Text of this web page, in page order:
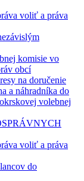
voliť a práva
komisie vo
obcí
na doručenie
a náhradníka do
volebnej
voliť a práva
do